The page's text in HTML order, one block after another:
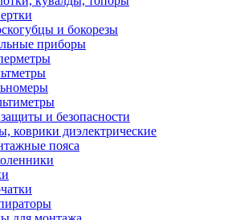
и бокорезы
приборы
и безопасности
коврики диэлектрические
пояса